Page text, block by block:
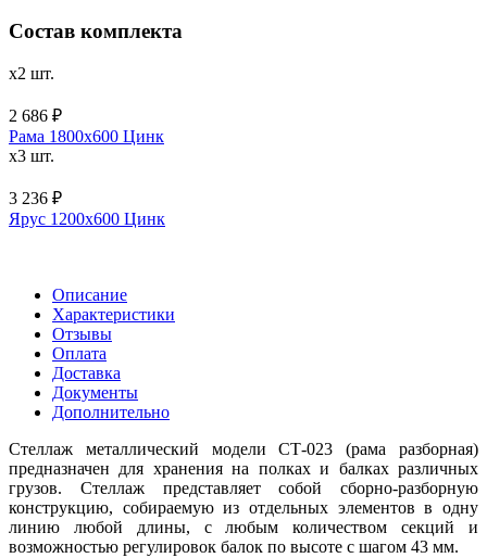
Состав комплекта
x2 шт.
2 686 ₽
Рама 1800х600 Цинк
x3 шт.
3 236 ₽
Ярус 1200х600 Цинк
Описание
Характеристики
Отзывы
Оплата
Доставка
Документы
Дополнительно
Стеллаж металлический модели СТ-023 (рама разборная)
предназначен для хранения на полках и балках различных
грузов. Стеллаж представляет собой сборно-разборную
конструкцию, собираемую из отдельных элементов в одну
линию любой длины, с любым количеством секций и
возможностью регулировок балок по высоте с шагом 43 мм.